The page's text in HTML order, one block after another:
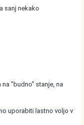
sanj nekako
"budno" stanje, na
uporabiti lastno voljo v